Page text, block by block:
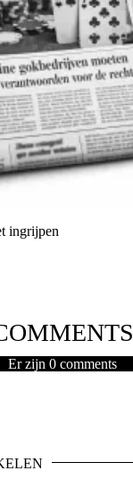
ingrijpen
Er zijn 0 comments